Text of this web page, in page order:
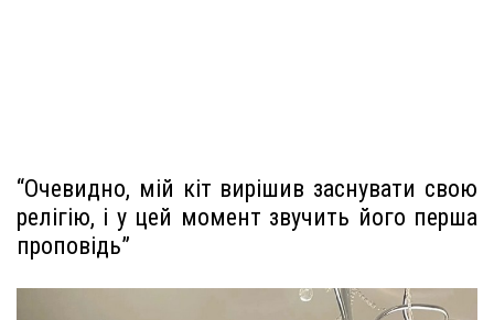
“Очевидно, мій кіт вирішив заснувати свою
релігію, і у цей момент звучить його перша
проповідь”